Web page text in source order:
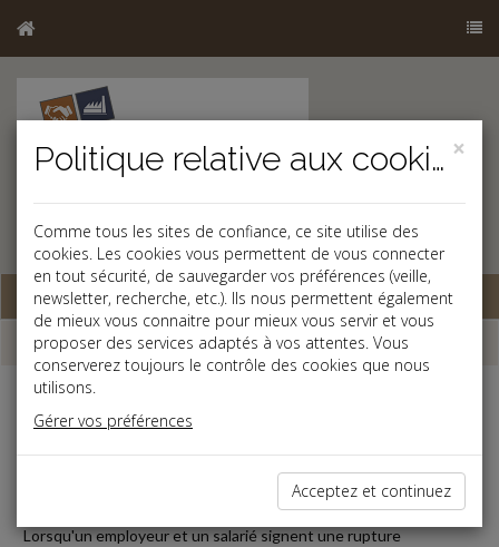
Base documentaire
Dépêches
Social
Date: 2020-02-21
RUPTURE CONVENTIONNELLE ANTIDATÉE
Lorsqu'un employeur et un salarié signent une rupture
×
Politique relative aux cookies
Comme tous les sites de confiance, ce site utilise des
cookies. Les cookies vous permettent de vous connecter
en tout sécurité, de sauvegarder vos préférences (veille,
newsletter, recherche, etc.). Ils nous permettent également
de mieux vous connaitre pour mieux vous servir et vous
proposer des services adaptés à vos attentes. Vous
conserverez toujours le contrôle des cookies que nous
utilisons.
Gérer vos préférences
Acceptez et continuez